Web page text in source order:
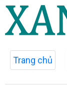
Trang chủ